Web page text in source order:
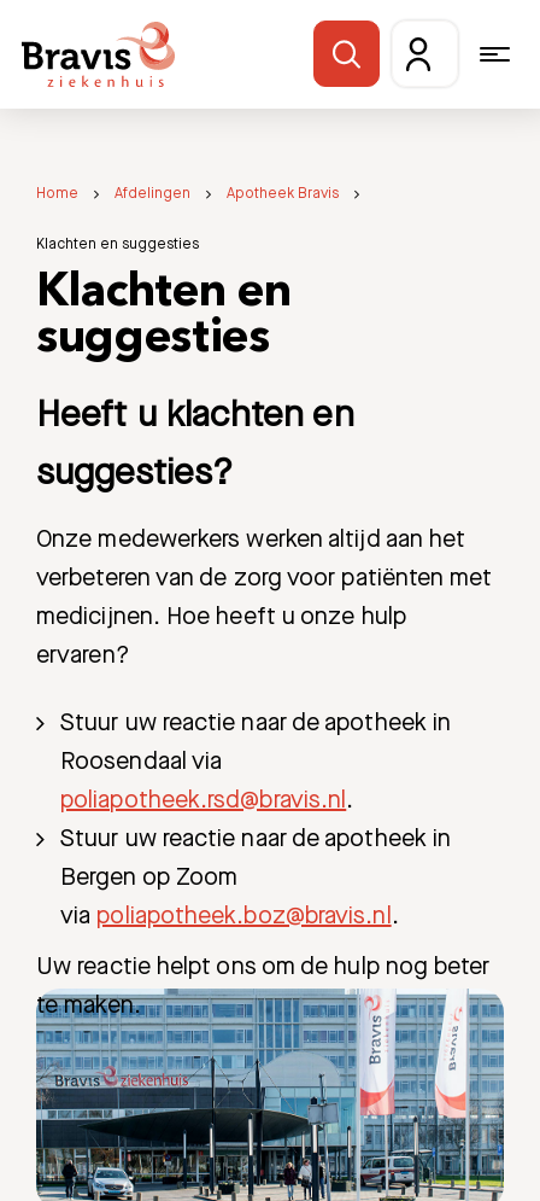
Home Afdelingen Apotheek Bravis
Klachten en suggesties
Klachten en
suggesties
Heeft u klachten en
suggesties?
Onze medewerkers werken altijd aan het
verbeteren van de zorg voor patiënten met
medicijnen. Hoe heeft u onze hulp
ervaren?
Stuur uw reactie naar de apotheek in
Roosendaal via
poliapotheek.rsd@bravis.nl.
Stuur uw reactie naar de apotheek in
Bergen op Zoom
via poliapotheek.boz@bravis.nl.
Uw reactie helpt ons om de hulp nog beter
te maken.